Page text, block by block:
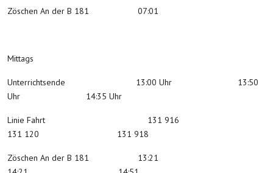
Zöschen An der B 181 07:01
Mittags
Unterrichtsende 13:00 Uhr 13:50
Uhr 14:35 Uhr
Linie Fahrt 131 916
131 120 131 918
Zöschen An der B 181 13:21